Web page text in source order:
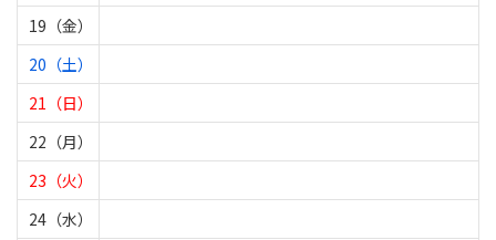
19（金）
20（土）
21（日）
22（月）
23（火）
24（水）